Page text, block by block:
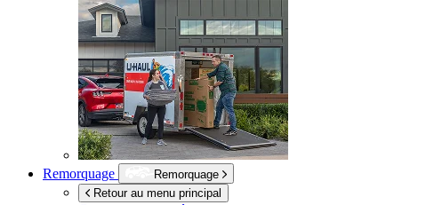
Remorquage
Remorquage
Retour au menu principal